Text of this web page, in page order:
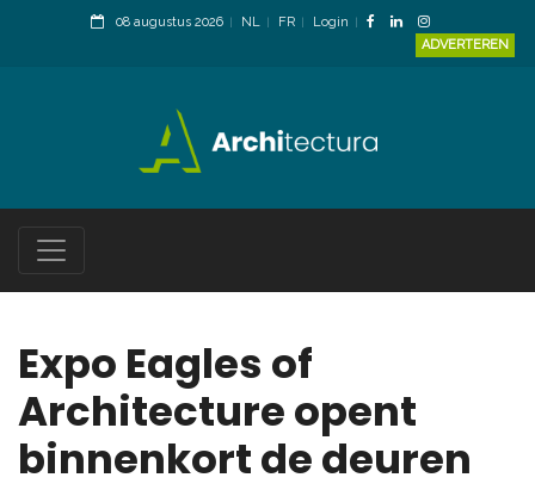
08 augustus 2026 NL FR
Login
ADVERTEREN
Expo Eagles of
Architecture opent
binnenkort de deuren